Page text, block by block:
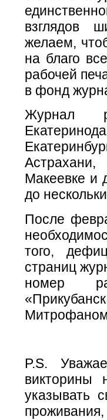
взглядов
желаем,
на благо
рабочей
в фонд
Журнал
Макеевке и
до
После
того,
страниц
номер
P.S.
викторины
указывать